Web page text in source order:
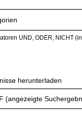
UND, ODER, NICHT (in
herunterladen